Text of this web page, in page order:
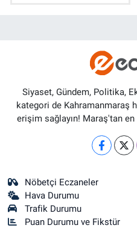
Siyaset, Gündem, Politika,
kategori de Kahramanmaraş
erişim sağlayın! Maraş'tan
Nöbetçi Eczaneler
Hava Durumu
Trafik Durumu
Puan Durumu ve Fikstür